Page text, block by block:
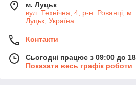
м. Луцьк
вул. Технічна, 4, р-н. Рованці,
Луцьк, Україна
Контакти
Сьогодні працює з 09:00 до
Показати весь графік роботи